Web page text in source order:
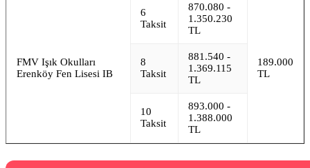
FMV Işık Okulları
Erenköy Fen Lisesi IB
6
Taksit
870.080 -
1.350.230
TL
189.000
TL
8
Taksit
881.540 -
1.369.115
TL
10
Taksit
893.000 -
1.388.000
TL